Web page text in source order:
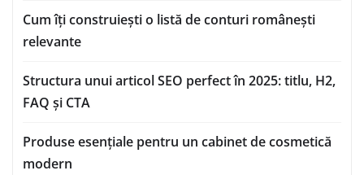
Cum îți construiești o listă de conturi românești
relevante
Structura unui articol SEO perfect în 2025: titlu, H2,
FAQ și CTA
Produse esențiale pentru un cabinet de cosmetică
modern